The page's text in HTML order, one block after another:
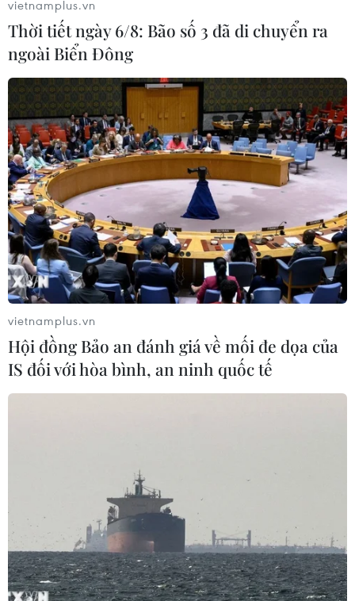
Đắk Lắk: 19 người nhập viện nghi bị ngộ
độc thực phẩm sau khi ăn cưới
05/05/2023 09:21
Chiều tối 4/5, 19 người đi ăn đám cưới tại một nhà dân
ở thôn 4, xã Ea Wer, huyện Buôn Đôn, đến khoảng 1h
sáng 5/5 bắt đầu xuất hiện các dấu hiệu ngộ độc thực
phẩm.
vietnamplus.vn
Thời tiết ngày 6/8: Bão số 3 đã di chuyển ra
ngoài Biển Đông
vietnamplus.vn
Hội đồng Bảo an đánh giá về mối đe dọa của
IS đối với hòa bình, an ninh quốc tế